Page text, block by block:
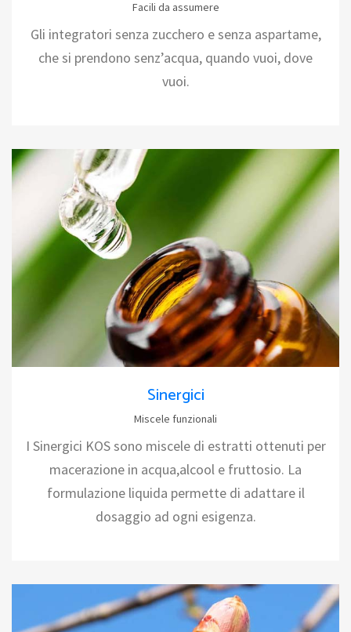
Facili da assumere
Gli integratori senza zucchero e senza aspartame,
che si prendono senz’acqua, quando vuoi, dove
vuoi.
Sinergici
Miscele funzionali
I Sinergici KOS sono miscele di estratti ottenuti per
macerazione in acqua,alcool e fruttosio. La
formulazione liquida permette di adattare il
dosaggio ad ogni esigenza.